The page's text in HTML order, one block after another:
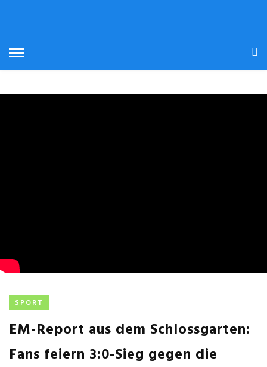
SPORT
EM-Report aus dem Schlossgarten:
Fans feiern 3:0-Sieg gegen die